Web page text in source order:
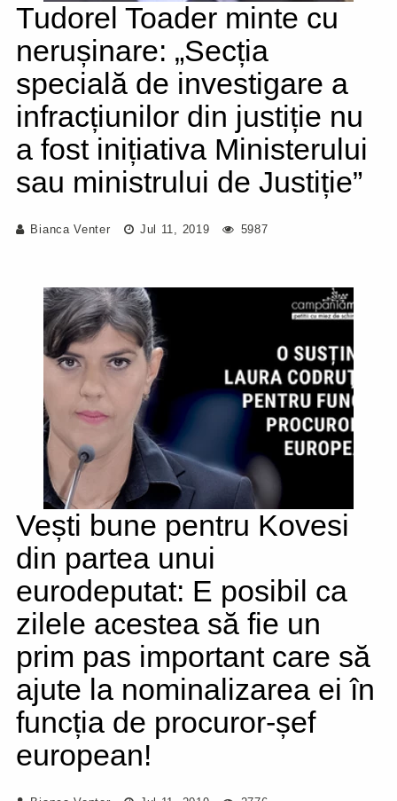
Tudorel Toader minte cu
nerușinare: „Secția
specială de investigare a
infracțiunilor din justiție nu
a fost inițiativa Ministerului
sau ministrului de Justiție”
Bianca Venter Jul 11, 2019 5987
Vești bune pentru Kovesi
din partea unui
eurodeputat: E posibil ca
zilele acestea să fie un
prim pas important care să
ajute la nominalizarea ei în
funcția de procuror-șef
european!